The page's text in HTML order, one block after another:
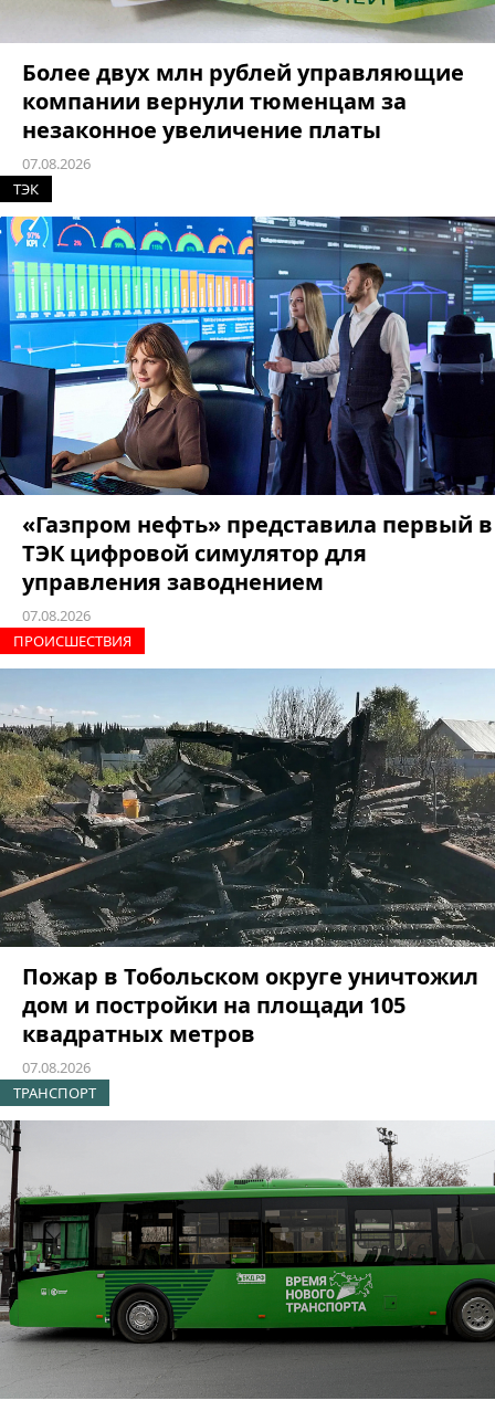
Более двух млн рублей управляющие
компании вернули тюменцам за
незаконное увеличение платы
07.08.2026
ТЭК
«Газпром нефть» представила первый в
ТЭК цифровой симулятор для
управления заводнением
07.08.2026
ПРОИCШЕСТВИЯ
Пожар в Тобольском округе уничтожил
дом и постройки на площади 105
квадратных метров
07.08.2026
ТРАНСПОРТ